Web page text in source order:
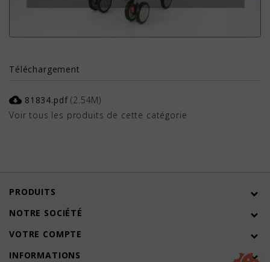
Téléchargement
cloud_download 81834.pdf (2.54M)
Voir tous les produits de cette catégorie
PRODUITS
NOTRE SOCIÉTÉ
VOTRE COMPTE
INFORMATIONS